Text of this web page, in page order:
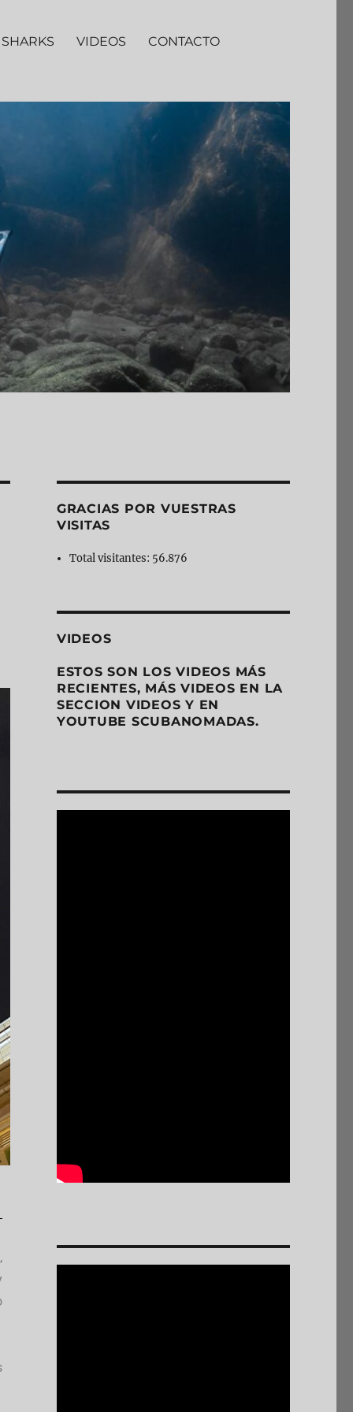
VIDEOS CONTACTO
GRACIAS POR VUESTRAS
VISITAS
Total visitantes: 56.876
VIDEOS
ESTOS SON LOS VIDEOS MÁS
RECIENTES, MÁS VIDEOS EN LA
SECCION VIDEOS Y EN
YOUTUBE SCUBANOMADAS.